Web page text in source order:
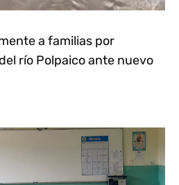
a familias por
río Polpaico ante nuevo